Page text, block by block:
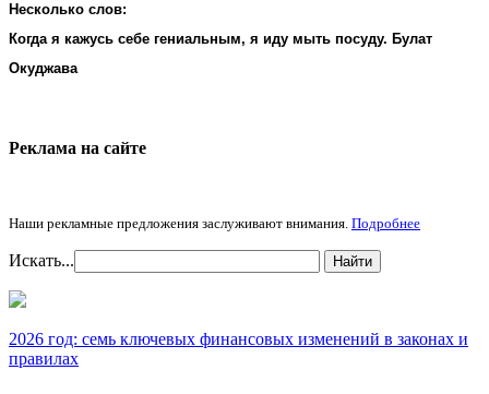
Несколько слов:
Когда я кажусь себе гениальным, я иду мыть посуду. Булат
Окуджава
Реклама на cайте
Наши рекламные предложения заслуживают внимания. Подробнее
Искать... Найти
2026 год: семь ключевых финансовых изменений в законах и
правилах